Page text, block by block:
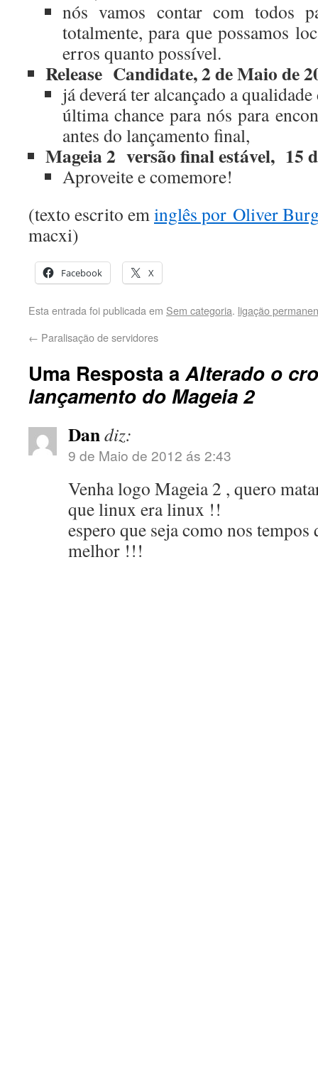
nós vamos contar com todos
totalmente, para que possamos
erros quanto possível.
Release Candidate, 2 de Maio de
já deverá ter alcançado a
última chance para nós para
antes do lançamento final,
Mageia 2 versão final estável, 15
Aproveite e comemore!
(texto escrito eminglês por Oliver
macxi)
Facebook X
Esta entrada foi publicada em Sem categoria. ligação
← Paralisação de servidores
Uma Resposta aAlterado o
lançamento do Mageia 2
Dandiz:
9 de Maio de 2012 ás 2:43
Venha logo Mageia 2 , quero
que linux era linux !!
espero que seja como nos
melhor !!!